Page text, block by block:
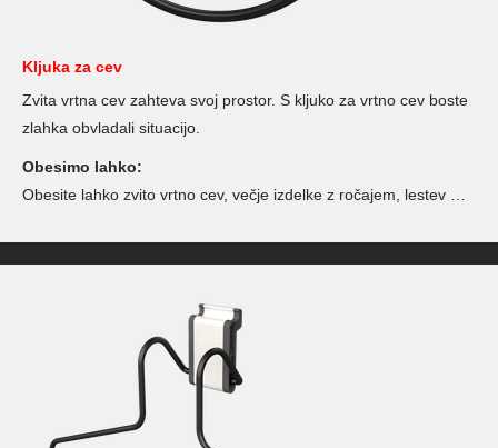
Kljuka za cev
Zvita vrtna cev zahteva svoj prostor. S kljuko za vrtno cev boste
zlahka obvladali situacijo.
Obesimo lahko:
Obesite lahko zvito vrtno cev, večje izdelke z ročajem, lestev …